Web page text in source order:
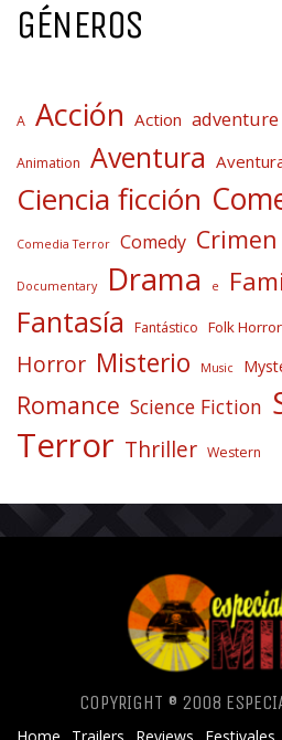
GÉNEROS
A Acción Action adventure
Animation Aventura
Ciencia ficción
Comedia Terror Comedy Crimen
Documentary Drama e
Fantasía Fantástico Folk Horror
Horror Misterio Music
Romance Science Fiction
Terror Thriller Western
COPYRIGHT ® 2008